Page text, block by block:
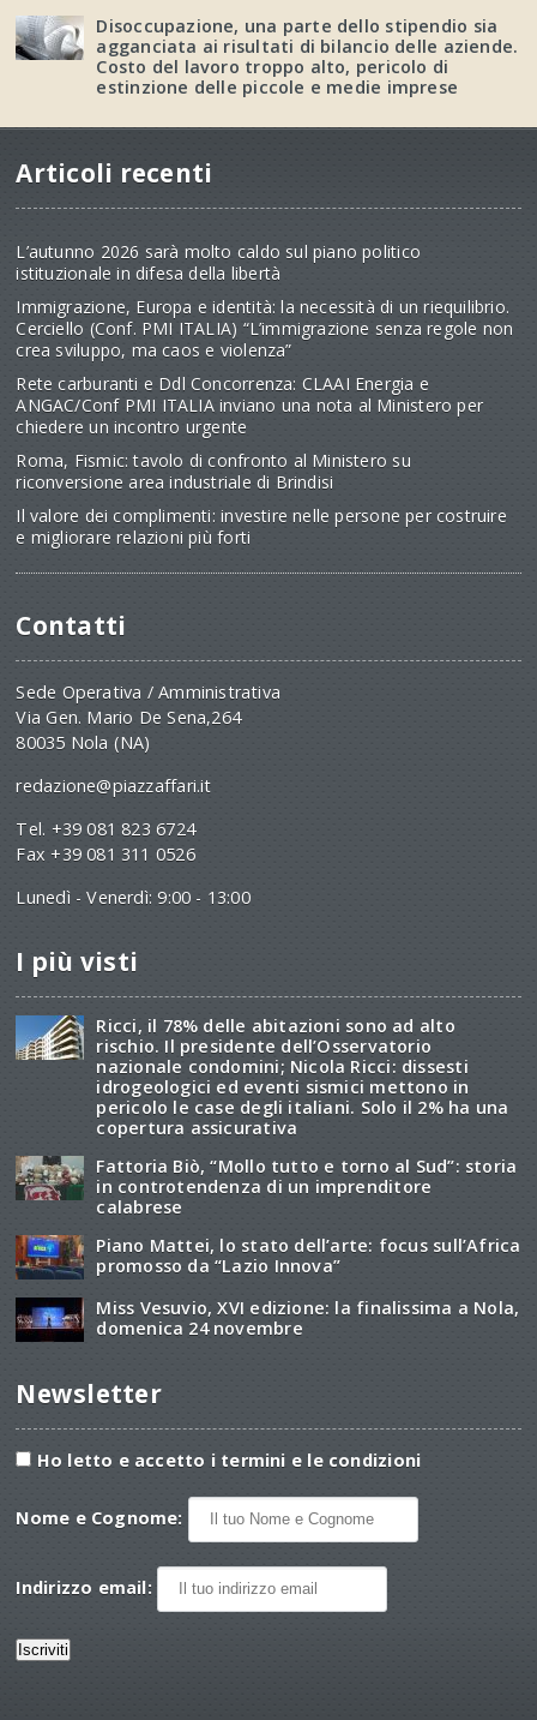
Disoccupazione, una parte dello stipendio sia
agganciata ai risultati di bilancio delle aziende.
Costo del lavoro troppo alto, pericolo di
estinzione delle piccole e medie imprese
Articoli recenti
L’autunno 2026 sarà molto caldo sul piano politico
istituzionale in difesa della libertà
Immigrazione, Europa e identità: la necessità di un riequilibrio.
Cerciello (Conf. PMI ITALIA) “L’immigrazione senza regole non
crea sviluppo, ma caos e violenza”
Rete carburanti e Ddl Concorrenza: CLAAI Energia e
ANGAC/Conf PMI ITALIA inviano una nota al Ministero per
chiedere un incontro urgente
Roma, Fismic: tavolo di confronto al Ministero su
riconversione area industriale di Brindisi
Il valore dei complimenti: investire nelle persone per costruire
e migliorare relazioni più forti
Contatti
Sede Operativa / Amministrativa
Via Gen. Mario De Sena,264
80035 Nola (NA)
redazione@piazzaffari.it
Tel. +39 081 823 6724
Fax +39 081 311 0526
Lunedì - Venerdì: 9:00 - 13:00
I più visti
Ricci, il 78% delle abitazioni sono ad alto
rischio. Il presidente dell’Osservatorio
nazionale condomini; Nicola Ricci: dissesti
idrogeologici ed eventi sismici mettono in
pericolo le case degli italiani. Solo il 2% ha una
copertura assicurativa
Fattoria Biò, “Mollo tutto e torno al Sud”: storia
in controtendenza di un imprenditore
calabrese
Piano Mattei, lo stato dell’arte: focus sull’Africa
promosso da “Lazio Innova”
Miss Vesuvio, XVI edizione: la finalissima a Nola,
domenica 24 novembre
Newsletter
Ho letto e accetto i termini e le condizioni
Nome e Cognome:
Indirizzo email: